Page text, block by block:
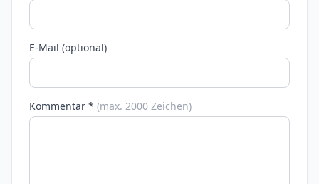
E-Mail (optional)
Kommentar * (max. 2000 Zeichen)